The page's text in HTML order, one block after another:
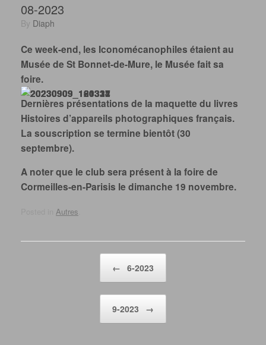
08-2023
by Diaph
Ce week-end, les Iconomécanophiles étaient au
Musée de St Bonnet-de-Mure, le Musée fait sa
foire.
Dernières présentations de la maquette du livres
Histoires d’appareils photographiques français.
La souscription se termine bientôt (30
septembre).
A noter que le club sera présent à la foire de
Cormeilles-en-Parisis le dimanche 19 novembre.
Autres
← 6-2023
9-2023 →